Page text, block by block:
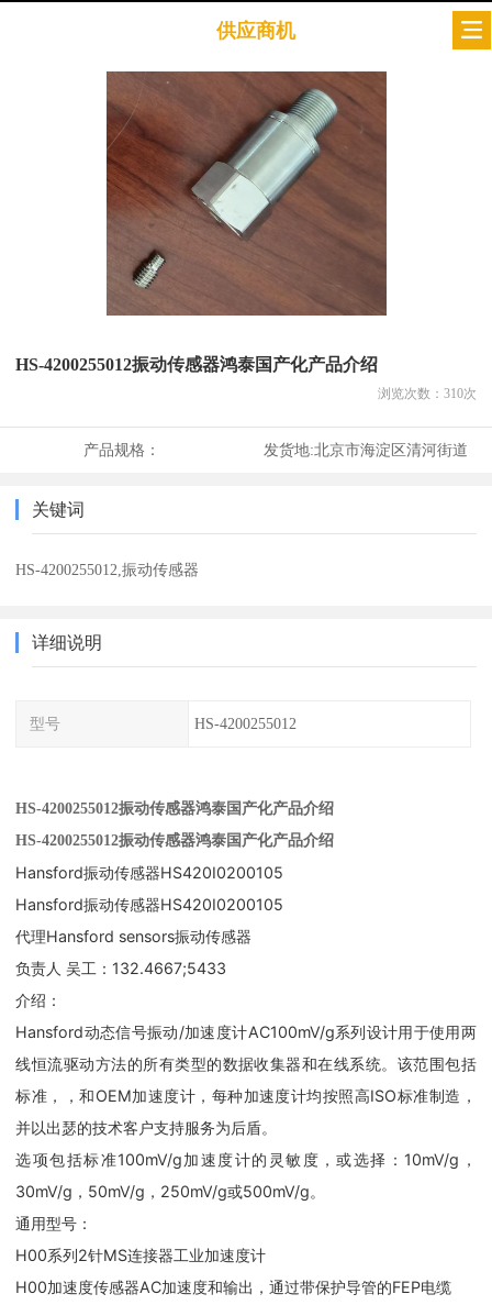
供应商机
HS-4200255012振动传感器鸿泰国产化产品介绍
浏览次数： 310次
产品规格： 发货地:北京市海淀区清河街道
关键词
HS-4200255012,振动传感器
详细说明
型号 HS-4200255012
HS-4200255012振动传感器鸿泰国产化产品介绍
HS-4200255012振动传感器鸿泰国产化产品介绍
Hansford振动传感器HS420I0200105
Hansford振动传感器HS420I0200105
代理Hansford sensors振动传感器
负责人 吴工：132.4667;5433
介绍：
Hansford动态信号振动/加速度计AC100mV/g系列设计用于使用两
线恒流驱动方法的所有类型的数据收集器和在线系统。该范围包括
标准，，和OEM加速度计，每种加速度计均按照高ISO标准制造，
并以出瑟的技术客户支持服务为后盾。
选项包括标准100mV/g加速度计的灵敏度，或选择：10mV/g，
30mV/g，50mV/g，250mV/g或500mV/g。
通用型号：
H00系列2针MS连接器工业加速度计
H00加速度传感器AC加速度和输出，通过带保护导管的FEP电缆